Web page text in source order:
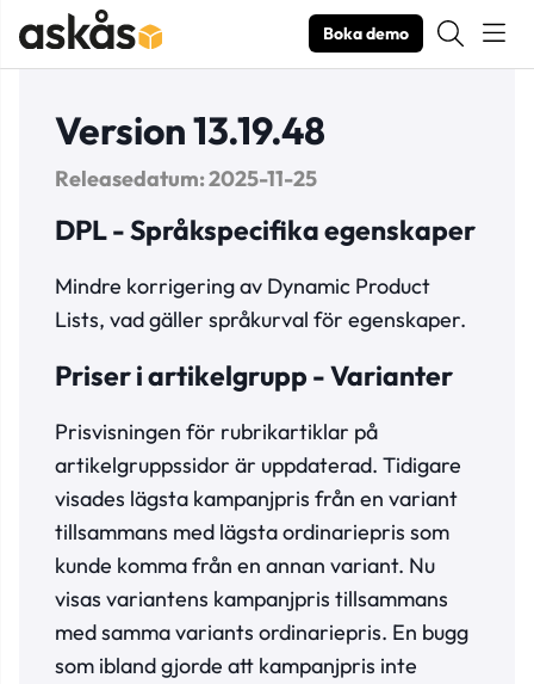
Boka demo
Version 13.19.48
Releasedatum: 2025-11-25
DPL - Språkspecifika egenskaper
Mindre korrigering av Dynamic Product
Lists, vad gäller språkurval för egenskaper.
Priser i artikelgrupp - Varianter
Prisvisningen för rubrikartiklar på
artikelgruppssidor är uppdaterad. Tidigare
visades lägsta kampanjpris från en variant
tillsammans med lägsta ordinariepris som
kunde komma från en annan variant. Nu
visas variantens kampanjpris tillsammans
med samma variants ordinariepris. En bugg
som ibland gjorde att kampanjpris inte